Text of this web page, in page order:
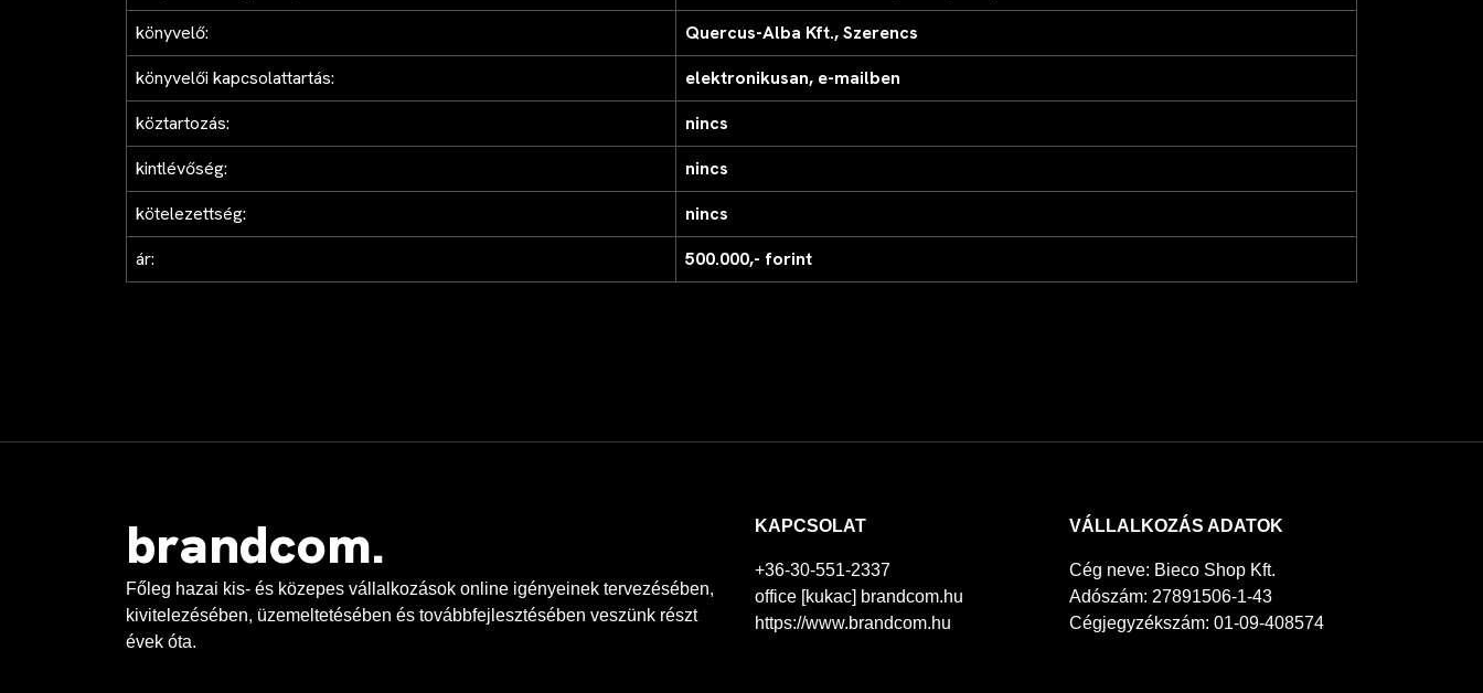
könyvelő:
Quercus-Alba Kft., Szerencs
könyvelői kapcsolattartás:
elektronikusan, e-mailben
köztartozás:
nincs
kintlévőség:
nincs
kötelezettség:
nincs
ár:
500.000,- forint
brandcom.
Főleg hazai kis- és közepes vállalkozások online igényeinek tervezésében,
kivitelezésében, üzemeltetésében és továbbfejlesztésében veszünk részt
évek óta.
KAPCSOLAT
+36-30-551-2337
office [kukac] brandcom.hu
https://www.brandcom.hu
VÁLLALKOZÁS ADATOK
Cég neve: Bieco Shop Kft.
Adószám: 27891506-1-43
Cégjegyzékszám: 01-09-408574